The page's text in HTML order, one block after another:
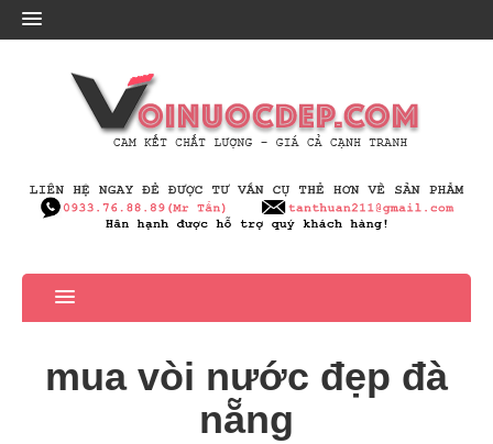
mua vòi nước đẹp đà
nẵng